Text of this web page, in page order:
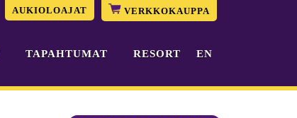
AUKIOLOAJAT VERKKOKAUPPA
TAPAHTUMAT RESORT EN